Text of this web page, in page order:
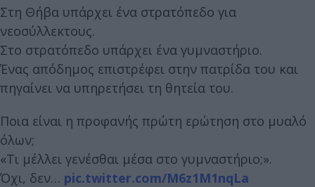
Στη Θήβα υπάρχει ένα στρατόπεδο για
νεοσύλλεκτους.
Στο στρατόπεδο υπάρχει ένα γυμναστήριο.
Ένας απόδημος επιστρέφει στην πατρίδα του και
πηγαίνει να υπηρετήσει τη θητεία του.
Ποια είναι η προφανής πρώτη ερώτηση στο μυαλό
όλων;
«Τι μέλλει γενέσθαι μέσα στο γυμναστήριο;».
Όχι, δεν… pic.twitter.com/M6z1M1nqLa